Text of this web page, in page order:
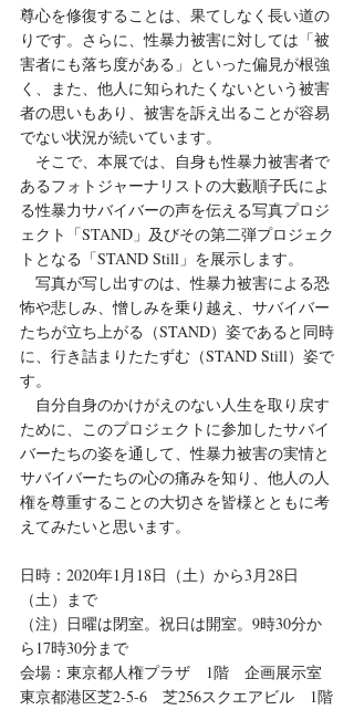
尊心を修復することは、果てしなく長い道の
りです。さらに、性暴力被害に対しては「被
害者にも落ち度がある」といった偏見が根強
く、また、他人に知られたくないという被害
者の思いもあり、被害を訴え出ることが容易
でない状況が続いています。
そこで、本展では、自身も性暴力被害者で
あるフォトジャーナリストの大藪順子氏によ
る性暴力サバイバーの声を伝える写真プロジ
ェクト「STAND」及びその第二弾プロジェク
トとなる「STAND Still」を展示します。
写真が写し出すのは、性暴力被害による恐
怖や悲しみ、憎しみを乗り越え、サバイバー
たちが立ち上がる（STAND）姿であると同時
に、行き詰まりたたずむ（STAND Still）姿で
す。
自分自身のかけがえのない人生を取り戻す
ために、このプロジェクトに参加したサバイ
バーたちの姿を通して、性暴力被害の実情と
サバイバーたちの心の痛みを知り、他人の人
権を尊重することの大切さを皆様とともに考
えてみたいと思います。
日時：2020年1月18日（土）から3月28日
（土）まで
（注）日曜は閉室。祝日は開室。9時30分か
ら17時30分まで
会場：東京都人権プラザ　1階　企画展示室
東京都港区芝2-5-6　芝256スクエアビル　1階